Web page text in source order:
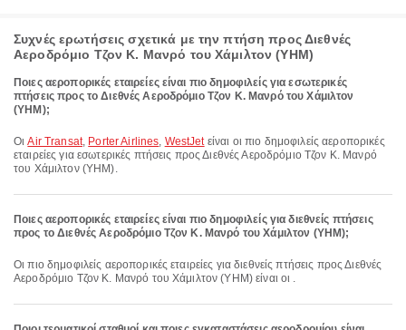
Συχνές ερωτήσεις σχετικά με την πτήση προς Διεθνές
Αεροδρόμιο Τζον Κ. Μανρό του Χάμιλτον (YHM)
Ποιες αεροπορικές εταιρείες είναι πιο δημοφιλείς για εσωτερικές
πτήσεις προς το Διεθνές Αεροδρόμιο Τζον Κ. Μανρό του Χάμιλτον
(YHM);
ΟιAir Transat, Porter Airlines, WestJetείναι οι πιο δημοφιλείς αεροπορικές
εταιρείες για εσωτερικές πτήσεις προς Διεθνές Αεροδρόμιο Τζον Κ. Μανρό
του Χάμιλτον (YHM).
Ποιες αεροπορικές εταιρείες είναι πιο δημοφιλείς για διεθνείς πτήσεις
προς το Διεθνές Αεροδρόμιο Τζον Κ. Μανρό του Χάμιλτον (YHM);
Οι πιο δημοφιλείς αεροπορικές εταιρείες για διεθνείς πτήσεις προς Διεθνές
Αεροδρόμιο Τζον Κ. Μανρό του Χάμιλτον (YHM) είναι οι .